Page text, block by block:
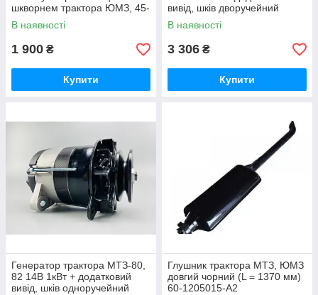
шкворнем трактора ЮМЗ, 45-
2701036
В наявності
1 900 ₴
Купити
вивід, шків дворучейний
В наявності
3 306 ₴
Купити
Генератор трактора МТЗ-80,
82 14В 1кВт + додатковий
вивід, шків одноручейний
Глушник трактора МТЗ, ЮМЗ
довгий чорний (L = 1370 мм)
60-1205015-А2